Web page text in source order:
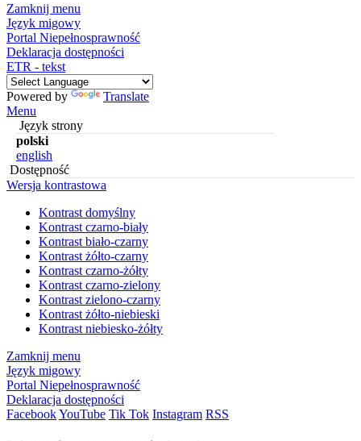
Zamknij menu
Język migowy
Portal Niepełnosprawność
Deklaracja dostępności
ETR - tekst
Powered by
Translate
Menu
Język strony
polski
english
Dostępność
Wersja kontrastowa
Kontrast domyślny
Kontrast czarno-biały
Kontrast biało-czarny
Kontrast żółto-czarny
Kontrast czarno-żółty
Kontrast czarno-zielony
Kontrast zielono-czarny
Kontrast żółto-niebieski
Kontrast niebiesko-żółty
Zamknij menu
Język migowy
Portal Niepełnosprawność
Deklaracja dostępności
FacebookYouTube Tik Tok Instagram RSS